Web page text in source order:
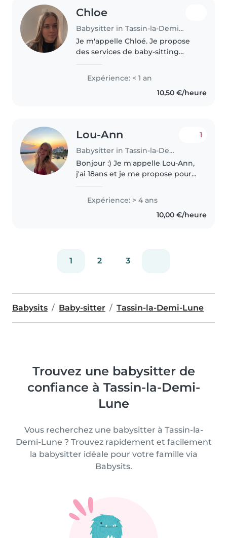
Chloe
Babysitter in Tassin-la-Demi-Lune
Je m'appelle Chloé. Je propose
des services de baby-sitting
enfants, je veille à leur sécurité, à
leur bien-être et à leur
épanouissement en proposant..
Expérience: < 1 an
10,50 €/heure
Lou-Ann
Babysitter in Tassin-la-Demi-Lune
1
Bonjour :) Je m'appelle Lou-Ann,
j'ai 18ans et je me propose pour
Je suis étudiante en médecine,
responsable et bienveillante, je
Expérience: > 4 ans
10,00 €/heure
1 2 3
Babysits Baby-sitter Tassin-la-Demi-Lune
Trouvez une babysitter de
confiance à Tassin-la-Demi-
Lune
Vous recherchez une babysitter à Tassin-la-
Demi-Lune ? Trouvez rapidement et facilement
la babysitter idéale pour votre famille via
Babysits.